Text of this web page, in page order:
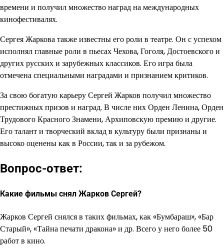
времени и получил множество наград на международных
кинофестивалях.
Сергея Жаркова также известны его роли в театре. Он с успехом
исполнял главные роли в пьесах Чехова, Гоголя, Достоевского и
других русских и зарубежных классиков. Его игра была
отмечена специальными наградами и признанием критиков.
За свою богатую карьеру Сергей Жарков получил множество
престижных призов и наград. В числе них Орден Ленина, Орден
Трудового Красного Знамени, Архиповскую премию и другие.
Его талант и творческий вклад в культуру были признаны и
высоко оценены как в России, так и за рубежом.
Вопрос-ответ:
Какие фильмы снял Жарков Сергей?
Жарков Сергей снялся в таких фильмах, как «Бумбараш», «Бар
Старый», «Тайна печати дракона» и др. Всего у него более 50
работ в кино.